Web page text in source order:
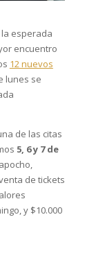
esperada
encuentro
12 nuevos
lunes se
de las citas
5, 6 y 7 de
de tickets
y $10.000